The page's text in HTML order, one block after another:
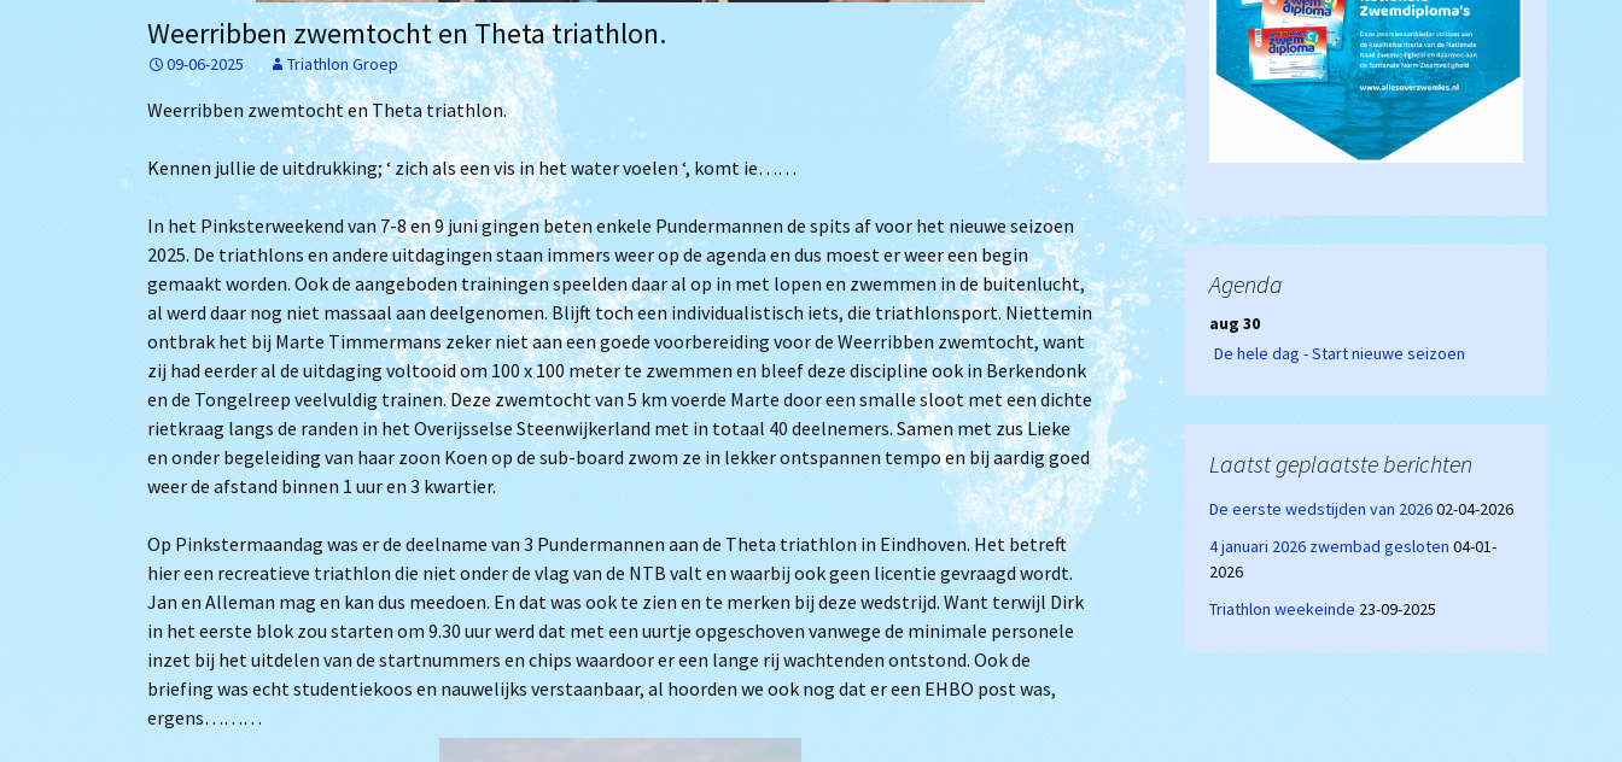
Het bestuur
Lidmaatschap
Trainingstijden
De zwembaden
Bij Willem
Archief
(Archief)
Weerribben zwemtocht en Theta triathlon.
09-06-2025 Triathlon Groep
Weerribben zwemtocht en Theta triathlon.
Kennen jullie de uitdrukking; ‘ zich als een vis in het water voelen ‘, komt ie……
In het Pinksterweekend van 7-8 en 9 juni gingen beten enkele Pundermannen de spits af voor het nieuwe seizoen
2025. De triathlons en andere uitdagingen staan immers weer op de agenda en dus moest er weer een begin
gemaakt worden. Ook de aangeboden trainingen speelden daar al op in met lopen en zwemmen in de buitenlucht,
al werd daar nog niet massaal aan deelgenomen. Blijft toch een individualistisch iets, die triathlonsport. Niettemin
ontbrak het bij Marte Timmermans zeker niet aan een goede voorbereiding voor de Weerribben zwemtocht, want
zij had eerder al de uitdaging voltooid om 100 x 100 meter te zwemmen en bleef deze discipline ook in Berkendonk
en de Tongelreep veelvuldig trainen. Deze zwemtocht van 5 km voerde Marte door een smalle sloot met een dichte
rietkraag langs de randen in het Overijsselse Steenwijkerland met in totaal 40 deelnemers. Samen met zus Lieke
en onder begeleiding van haar zoon Koen op de sub-board zwom ze in lekker ontspannen tempo en bij aardig goed
weer de afstand binnen 1 uur en 3 kwartier.
Op Pinkstermaandag was er de deelname van 3 Pundermannen aan de Theta triathlon in Eindhoven. Het betreft
hier een recreatieve triathlon die niet onder de vlag van de NTB valt en waarbij ook geen licentie gevraagd wordt.
Jan en Alleman mag en kan dus meedoen. En dat was ook te zien en te merken bij deze wedstrijd. Want terwijl Dirk
in het eerste blok zou starten om 9.30 uur werd dat met een uurtje opgeschoven vanwege de minimale personele
inzet bij het uitdelen van de startnummers en chips waardoor er een lange rij wachtenden ontstond. Ook de
briefing was echt studentiekoos en nauwelijks verstaanbaar, al hoorden we ook nog dat er een EHBO post was,
ergens………
Agenda
aug 30
De hele dag - Start nieuwe seizoen
Laatst geplaatste berichten
De eerste wedstijden van 202602-04-2026
4 januari 2026 zwembad gesloten 04-01-
2026
Triathlon weekeinde 23-09-2025